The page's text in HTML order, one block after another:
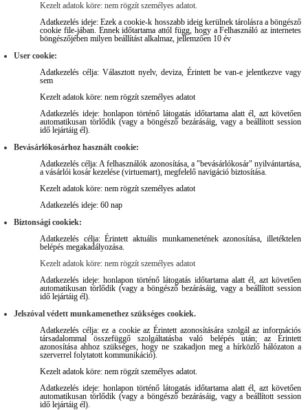
Kezelt adatok köre: nem rögzít személyes adatot.
Adatkezelés ideje: Ezek a cookie-k hosszabb ideig kerülnek tárolásra a böngésző
cookie file-jában. Ennek időtartama attól függ, hogy a Felhasználó az internetes
böngészőjében milyen beállítást alkalmaz, jellemzően 10 év
User cookie:
Adatkezelés célja: Választott nyelv, deviza, Érintett be van-e jelentkezve vagy
sem
Kezelt adatok köre: nem rögzít személyes adatot
Adatkezelés ideje: honlapon történő látogatás időtartama alatt él, azt követően
automatikusan törlődik (vagy a böngésző bezárásáig, vagy a beállított session
idő lejártáig él).
Bevásárlókosárhoz használt cookie:
Adatkezelés célja: A felhasználók azonosítása, a "bevásárlókosár" nyilvántartása,
a vásárlói kosár kezelése (virtuemart), megfelelő navigáció biztosítása.
Kezelt adatok köre: nem rögzít személyes adatot
Adatkezelés ideje: 60 nap
Biztonsági cookiek:
Adatkezelés célja: Érintett aktuális munkamenetének azonosítása, illetéktelen
belépés megakadályozása.
Kezelt adatok köre: nem rögzít személyes adatot
Adatkezelés ideje: honlapon történő látogatás időtartama alatt él, azt követően
automatikusan törlődik (vagy a böngésző bezárásáig, vagy a beállított session
idő lejártáig él).
Jelszóval védett munkamenethez szükséges cookiek.
Adatkezelés célja: ez a cookie az Érintett azonosítására szolgál az információs
társadalommal összefüggő szolgáltatásba való belépés után; az Érintett
azonosítása ahhoz szükséges, hogy ne szakadjon meg a hírközlő hálózaton a
szerverrel folytatott kommunikáció).
Kezelt adatok köre: nem rögzít személyes adatot.
Adatkezelés ideje: honlapon történő látogatás időtartama alatt él, azt követően
automatikusan törlődik (vagy a böngésző bezárásáig, vagy a beállított session
idő lejártáig él).